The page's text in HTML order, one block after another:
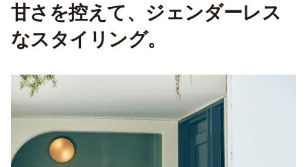
甘さを控えて、ジェンダーレス
なスタイリング。